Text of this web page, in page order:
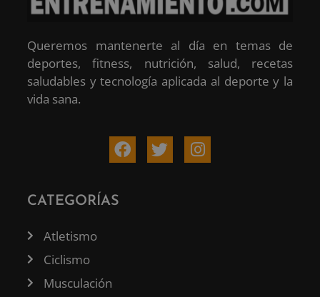
Queremos mantenerte al día en temas de
deportes, fitness, nutrición, salud, recetas
saludables y tecnología aplicada al deporte y la
vida sana.
CATEGORÍAS
Atletismo
Ciclismo
Musculación